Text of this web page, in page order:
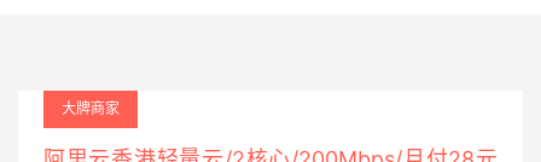
大牌商家